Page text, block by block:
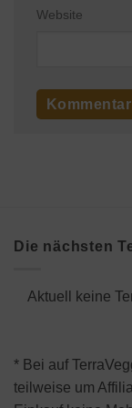
Website
Die nächsten
Aktuell keine
* Bei auf
teilweise um